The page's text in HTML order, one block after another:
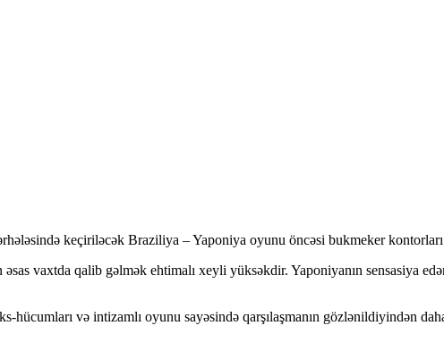
keçiriləcək Braziliya – Yaponiya oyunu öncəsi bukmeker
vaxtda qalib gəlmək ehtimalı xeyli yüksəkdir. Yaponiyanın sensasiya
hücumları və intizamlı oyunu sayəsində qarşılaşmanın gözlənildiyindən